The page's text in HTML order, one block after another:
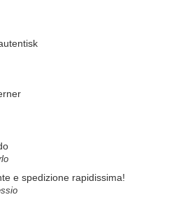
e spedizione rapidissima!